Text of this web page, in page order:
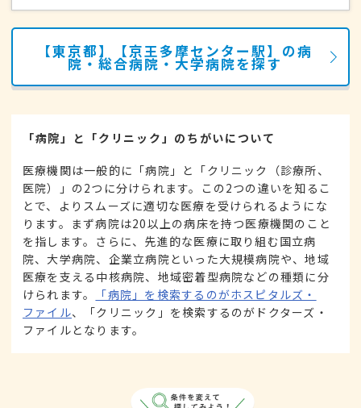
【東京都】【京王多摩センター駅】の病
院・総合病院・大学病院を探す
「病院」と「クリニック」のちがいについて
医療機関は一般的に「病院」と「クリニック（診療所、
医院）」の2つに分けられます。この2つの違いを知るこ
とで、よりスムーズに適切な医療を受けられるようにな
ります。まず病院は20以上の病床を持つ医療機関のこと
を指します。さらに、先進的な医療に取り組む国立病
院、大学病院、企業立病院といった大規模病院や、地域
医療を支える中核病院、地域密着型病院などの種類に分
けられます。
「病院」を検索するのがホスピタルズ・
ファイル、「クリニック」を検索するのがドクターズ・
ファイルとなります。